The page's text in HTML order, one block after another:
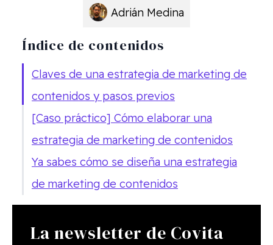
Adrián Medina
Índice de contenidos
Claves de una estrategia de marketing de
contenidos y pasos previos
[Caso práctico] Cómo elaborar una
estrategia de marketing de contenidos
Ya sabes cómo se diseña una estrategia
de marketing de contenidos
La newsletter de Covita